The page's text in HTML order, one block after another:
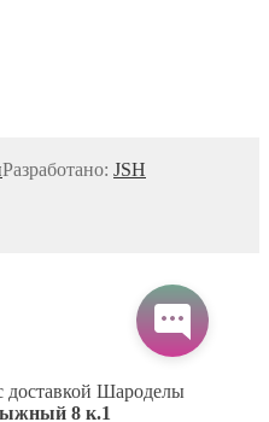
Разработано: JSH
Шароделы
8 к.1